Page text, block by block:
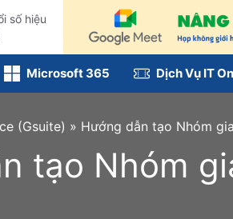
số hiệu
Microsoft 365 Dịch Vụ IT
(Gsuite) » Hướng dẫn tạo Nhóm
tạo Nhóm